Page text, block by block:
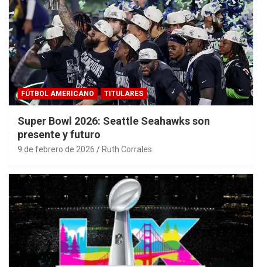
FÚTBOL AMERICANO TITULARES
Super Bowl 2026: Seattle Seahawks son
presente y futuro
9 de febrero de 2026 Ruth Corrales